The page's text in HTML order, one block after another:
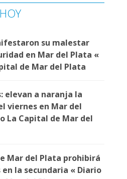
su malestar
en Mar del Plata «
de Mar del Plata
elevan a naranja la
viernes en Mar del
La Capital de Mar del
Mar del Plata prohibirá
la secundaria « Diario